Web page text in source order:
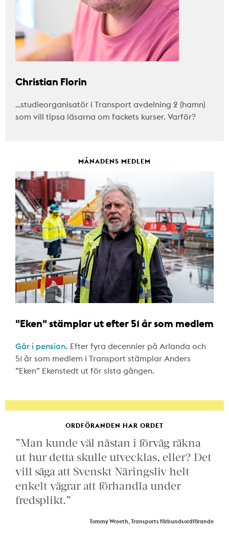
Christian Florin
…studieorganisatör i Transport avdelning 2 (hamn)
som vill tipsa läsarna om fackets kurser. Varför?
MÅNADENS MEDLEM
"Eken" stämplar ut efter 51 år som medlem
Går i pension. Efter fyra decennier på Arlanda och
51 år som medlem i Transport stämplar Anders
”Eken” Ekenstedt ut för sista gången.
ORDFÖRANDEN HAR ORDET
”Man kunde väl nästan i förväg räkna
ut hur detta skulle utvecklas, eller? Det
vill säga att Svenskt Näringsliv helt
enkelt vägrar att förhandla under
fredsplikt.”
Tommy Wreeth, Transports förbundsordförande